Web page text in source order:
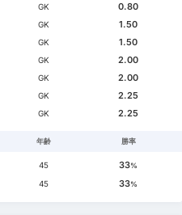
GK
0.80
GK
1.50
GK
1.50
GK
2.00
GK
2.00
GK
2.25
GK 2.25
年齢 勝率
45 33%
45 33%